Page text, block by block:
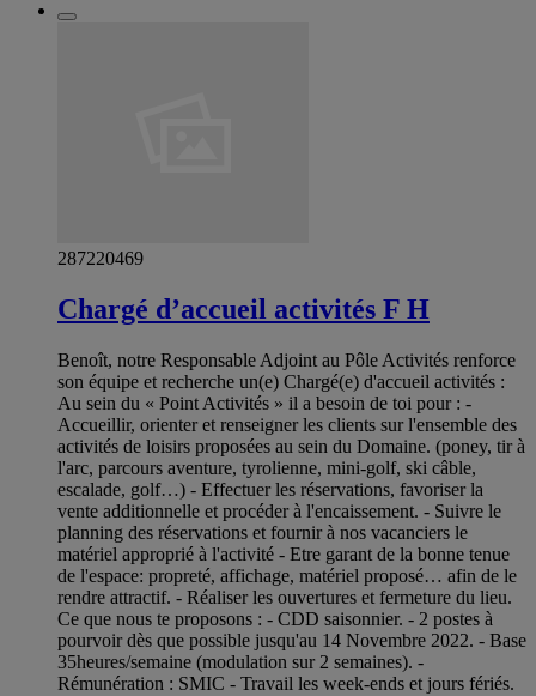
287220469
Chargé d’accueil activités F H
Benoît, notre Responsable Adjoint au Pôle Activités renforce
son équipe et recherche un(e) Chargé(e) d'accueil activités :
Au sein du « Point Activités » il a besoin de toi pour : -
Accueillir, orienter et renseigner les clients sur l'ensemble des
activités de loisirs proposées au sein du Domaine. (poney, tir à
l'arc, parcours aventure, tyrolienne, mini-golf, ski câble,
escalade, golf…) - Effectuer les réservations, favoriser la
vente additionnelle et procéder à l'encaissement. - Suivre le
planning des réservations et fournir à nos vacanciers le
matériel approprié à l'activité - Etre garant de la bonne tenue
de l'espace: propreté, affichage, matériel proposé… afin de le
rendre attractif. - Réaliser les ouvertures et fermeture du lieu.
Ce que nous te proposons : - CDD saisonnier. - 2 postes à
pourvoir dès que possible jusqu'au 14 Novembre 2022. - Base
35heures/semaine (modulation sur 2 semaines). -
Rémunération : SMIC - Travail les week-ends et jours fériés.